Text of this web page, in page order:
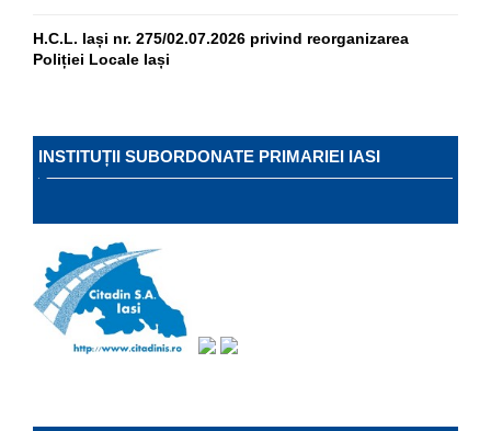
H.C.L. Iași nr. 275/02.07.2026 privind reorganizarea
Poliției Locale Iași
INSTITUȚII SUBORDONATE PRIMARIEI IASI